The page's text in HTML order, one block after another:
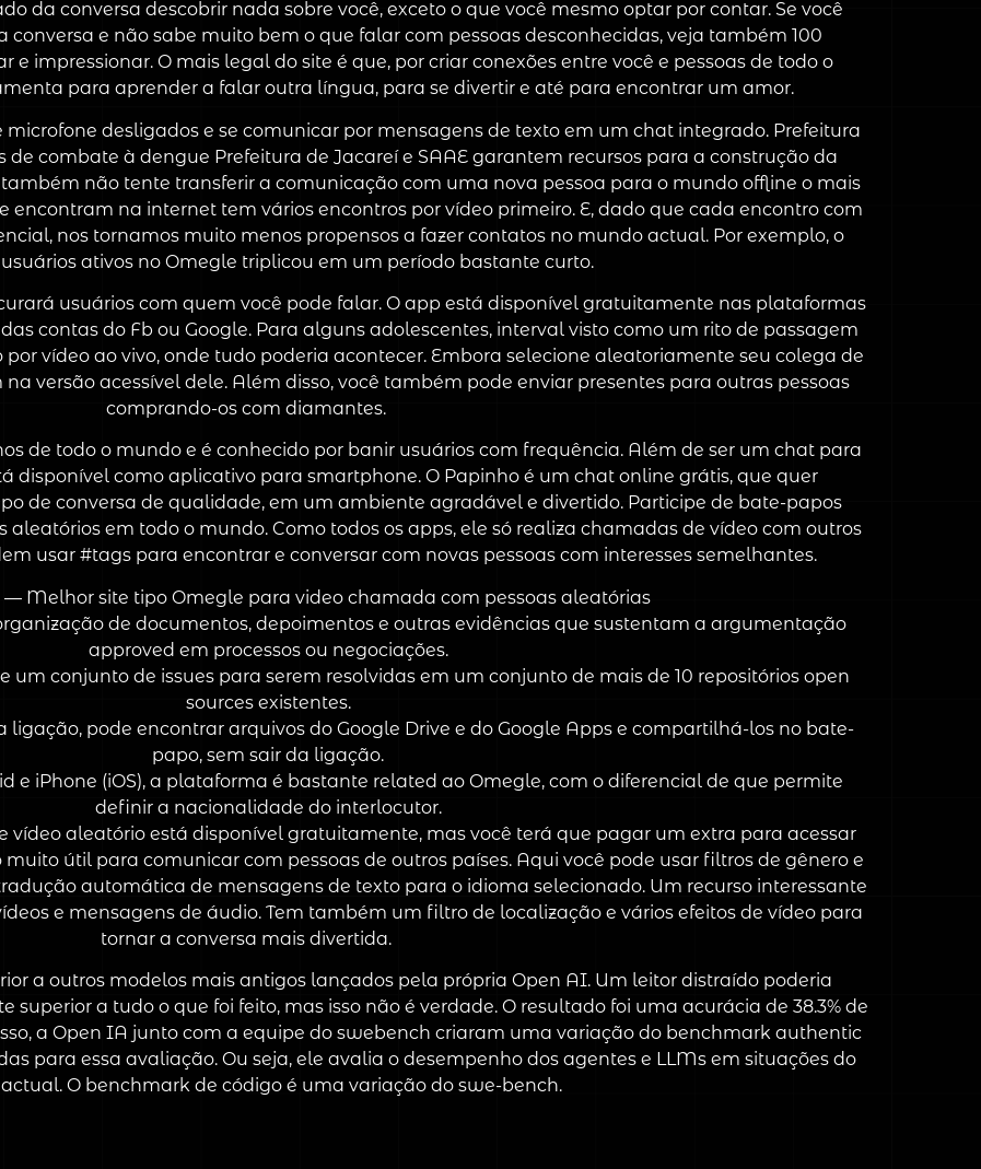
da conversa descobrir nada sobre você, exceto o que você mesmo optar por contar. Se você
e não sabe muito bem o que falar com pessoas desconhecidas, veja também 100
e impressionar. O mais legal do site é que, por criar conexões entre você e pessoas de todo o
para aprender a falar outra língua, para se divertir e até para encontrar um amor.
microfone desligados e se comunicar por mensagens de texto em um chat integrado. Prefeitura
de combate à dengue Prefeitura de Jacareí e SAAE garantem recursos para a construção da
não tente transferir a comunicação com uma nova pessoa para o mundo offline o mais
encontram na internet tem vários encontros por vídeo primeiro. E, dado que cada encontro com
nos tornamos muito menos propensos a fazer contatos no mundo actual. Por exemplo, o
ativos no Omegle triplicou em um período bastante curto.
usuários com quem você pode falar. O app está disponível gratuitamente nas plataformas
contas do Fb ou Google. Para alguns adolescentes, interval visto como um rito de passagem
vídeo ao vivo, onde tudo poderia acontecer. Embora selecione aleatoriamente seu colega de
versão acessível dele. Além disso, você também pode enviar presentes para outras pessoas
comprando-os com diamantes.
de todo o mundo e é conhecido por banir usuários com frequência. Além de ser um chat para
disponível como aplicativo para smartphone. O Papinho é um chat online grátis, que quer
de conversa de qualidade, em um ambiente agradável e divertido. Participe de bate-papos
em todo o mundo. Como todos os apps, ele só realiza chamadas de vídeo com outros
usar #tags para encontrar e conversar com novas pessoas com interesses semelhantes.
Melhor site tipo Omegle para video chamada com pessoas aleatórias
de documentos, depoimentos e outras evidências que sustentam a argumentação
approved em processos ou negociações.
um conjunto de issues para serem resolvidas em um conjunto de mais de 10 repositórios open
sources existentes.
ligação, pode encontrar arquivos do Google Drive e do Google Apps e compartilhá-los no bate-
papo, sem sair da ligação.
e iPhone (iOS), a plataforma é bastante related ao Omegle, com o diferencial de que permite
definir a nacionalidade do interlocutor.
aleatório está disponível gratuitamente, mas você terá que pagar um extra para acessar
útil para comunicar com pessoas de outros países. Aqui você pode usar filtros de gênero e
automática de mensagens de texto para o idioma selecionado. Um recurso interessante
e mensagens de áudio. Tem também um filtro de localização e vários efeitos de vídeo para
tornar a conversa mais divertida.
a outros modelos mais antigos lançados pela própria Open AI. Um leitor distraído poderia
a tudo o que foi feito, mas isso não é verdade. O resultado foi uma acurácia de 38.3% de
a Open IA junto com a equipe do swebench criaram uma variação do benchmark authentic
para essa avaliação. Ou seja, ele avalia o desempenho dos agentes e LLMs em situações do
O benchmark de código é uma variação do swe-bench.